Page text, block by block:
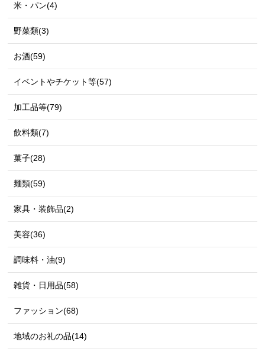
米・パン(4)
野菜類(3)
お酒(59)
イベントやチケット等(57)
加工品等(79)
飲料類(7)
菓子(28)
麺類(59)
家具・装飾品(2)
美容(36)
調味料・油(9)
雑貨・日用品(58)
ファッション(68)
地域のお礼の品(14)